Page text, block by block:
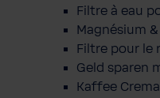
Filtre à eau
Magnésium
Filtre pour le
Geld sparen
Kaffee Crema